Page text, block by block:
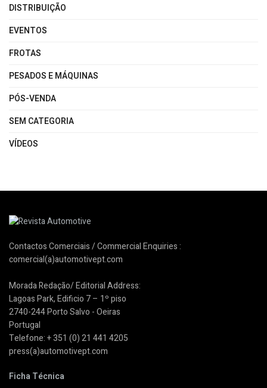
DISTRIBUIÇÃO
EVENTOS
FROTAS
PESADOS E MÁQUINAS
PÓS-VENDA
SEM CATEGORIA
VÍDEOS
Contactos Comerciais / Commercial Enquiries :
comercial(a)automotivept.com
Morada Redação/ Editorial Address:
Lagoas Park, Edificio 7 – 1º piso
2740-244 Porto Salvo - Oeiras
Portugal
Telefone: + 351 (0) 21 441 4205
press(a)automotivept.com
Ficha Técnica